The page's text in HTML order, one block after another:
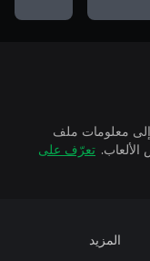
إلى معلومات ملف
تعرّف على
المزيد